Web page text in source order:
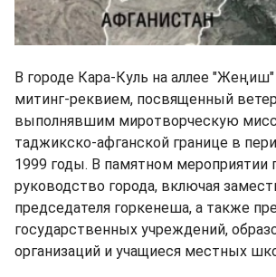
В городе Кара-Куль на аллее "Жеңиш"
митинг-реквием, посвященный
выполнявшим миротворческую
таджикско-афганской границе в
1999 годы. В памятном мероприятии
руководство города, включая
председателя горкенеша, а также
государственных учреждений,
организаций и учащиеся местных